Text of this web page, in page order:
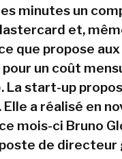
minutes un
et,
que propose
un coût
La start-up
a réalisé en
mois-ci Bruno
poste de directeur